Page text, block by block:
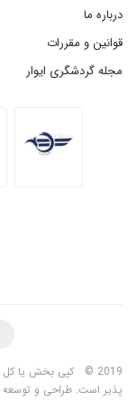
درباره ما
قوانین و مقررات
مجله گردشگری ایوار
2019 ©
کپی بخش یا کل
پذیر است. طراحی و توسعه